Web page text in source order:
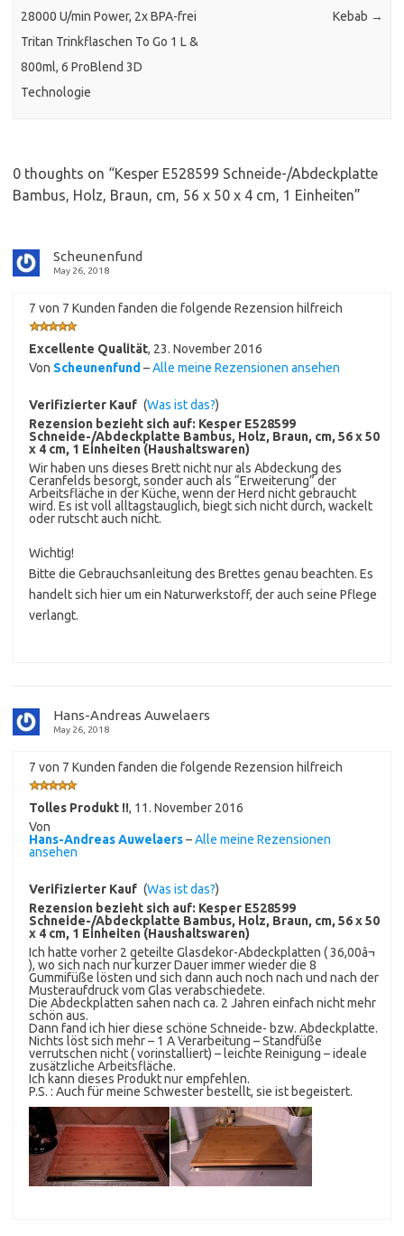
28000 U/min Power, 2x BPA-frei
Tritan Trinkflaschen To Go 1 L &
800ml, 6 ProBlend 3D
Technologie
Kebab →
0 thoughts on “Kesper E528599 Schneide-/Abdeckplatte
Bambus, Holz, Braun, cm, 56 x 50 x 4 cm, 1 Einheiten”
Scheunenfund
May 26, 2018
7 von 7 Kunden fanden die folgende Rezension hilfreich
Excellente Qualität, 23. November 2016
Von Scheunenfund –Alle meine Rezensionen ansehen
Verifizierter Kauf (Was ist das?)
Rezension bezieht sich auf: Kesper E528599
Schneide-/Abdeckplatte Bambus, Holz, Braun, cm, 56 x 50
x 4 cm, 1 Einheiten (Haushaltswaren)
Wir haben uns dieses Brett nicht nur als Abdeckung des
Ceranfelds besorgt, sonder auch als “Erweiterung” der
Arbeitsfläche in der Küche, wenn der Herd nicht gebraucht
wird. Es ist voll alltagstauglich, biegt sich nicht durch, wackelt
oder rutscht auch nicht.
Wichtig!
Bitte die Gebrauchsanleitung des Brettes genau beachten. Es
handelt sich hier um ein Naturwerkstoff, der auch seine Pflege
verlangt.
Hans-Andreas Auwelaers
May 26, 2018
7 von 7 Kunden fanden die folgende Rezension hilfreich
Tolles Produkt !!, 11. November 2016
Von
Hans-Andreas Auwelaers–Alle meine Rezensionen
ansehen
Verifizierter Kauf (Was ist das?)
Rezension bezieht sich auf: Kesper E528599
Schneide-/Abdeckplatte Bambus, Holz, Braun, cm, 56 x 50
x 4 cm, 1 Einheiten (Haushaltswaren)
Ich hatte vorher 2 geteilte Glasdekor-Abdeckplatten ( 36,00â¬
), wo sich nach nur kurzer Dauer immer wieder die 8
Gummifüße lösten und sich dann auch noch nach und nach der
Musteraufdruck vom Glas verabschiedete.
Die Abdeckplatten sahen nach ca. 2 Jahren einfach nicht mehr
schön aus.
Dann fand ich hier diese schöne Schneide- bzw. Abdeckplatte.
Nichts löst sich mehr – 1 A Verarbeitung – Standfüße
verrutschen nicht ( vorinstalliert) – leichte Reinigung – ideale
zusätzliche Arbeitsfläche.
Ich kann dieses Produkt nur empfehlen.
P.S. : Auch für meine Schwester bestellt, sie ist begeistert.